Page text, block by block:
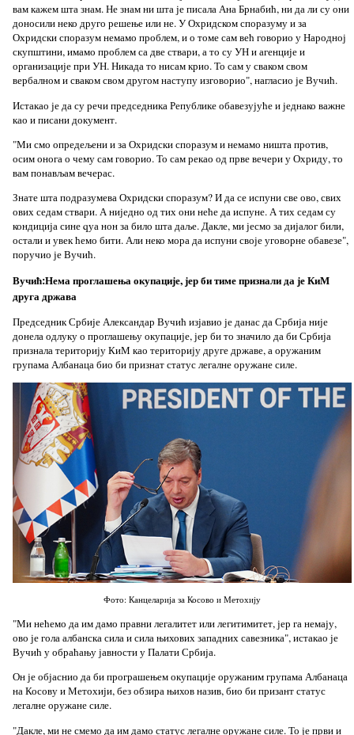
вам кажем шта знам. Не знам ни шта је писала Ана Брнабић, ни да ли су они
доносили неко друго решење или не. У Охридском споразуму и за
Охридски споразум немамо проблем, и о томе сам већ говорио у Народној
скупштини, имамо проблем са две ствари, а то су УН и агенције и
организације при УН. Никада то нисам крио. То сам у сваком свом
вербалном и сваком свом другом наступу изговорио", нагласио је Вучић.
Истакао је да су речи председника Републике обавезујуће и једнако важне
као и писани документ.
"Ми смо опредељени и за Охридски споразум и немамо ништа против,
осим онога о чему сам говорио. То сам рекао од прве вечери у Охриду, то
вам понављам вечерас.
Знате шта подразумева Охридски споразум? И да се испуни све ово, свих
ових седам ствари. А ниједно од тих они неће да испуне. А тих седам су
кондиција сине qуа нон за било шта даље. Дакле, ми јесмо за дијалог били,
остали и увек ћемо бити. Али неко мора да испуни своје уговорне обавезе",
поручио је Вучић.
Вучић:Нема проглашења окупације, јер би тиме признали да је КиМ
друга држава
Председник Србије Александар Вучић изјавио је данас да Србија није
донела одлуку о проглашењу окупације, јер би то значило да би Србија
признала територију КиМ као територију друге државе, а оружаним
групама Албанаца био би признат статус легалне оружане силе.
Фото: Канцеларија за Косово и Метохију
"Ми нећемо да им дамо правни легалитет или легитимитет, јер га немају,
ово је гола албанска сила и сила њихових западних савезника", истакао је
Вучић у обраћању јавности у Палати Србија.
Он је објаснио да би програшењем окупације оружаним групама Албанаца
на Косову и Метохији, без обзира њихов назив, био би призант статус
легалне оружане силе.
"Дакле, ми не смемо да им дамо статус легалне оружане силе. То је први и